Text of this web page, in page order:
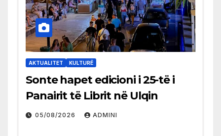
AKTUALITET KULTURË
Sonte hapet edicioni i 25-të i
Panairit të Librit në Ulqin
05/08/2026 ADMINI